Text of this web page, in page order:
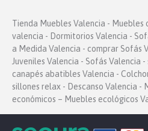
Tienda Muebles Valencia - Muebles
valencia - Dormitorios Valencia -
a Medida Valencia - comprar Sofás
Juveniles Valencia - Sofás Valencia
canapés abatibles Valencia -
sillones relax - Descanso Valencia -
económicos – Muebles ecológicos